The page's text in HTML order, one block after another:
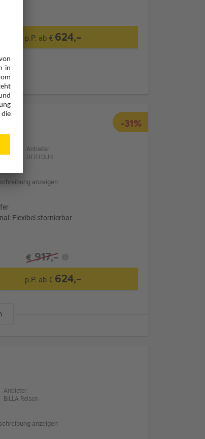
p.P. ab € 624,-
-31%
Anbieter:
DERTOUR
anzeigen
Flexibel stornierbar
€ 917,-
p.P. ab € 624,-
Anbieter:
BILLA Reisen
anzeigen